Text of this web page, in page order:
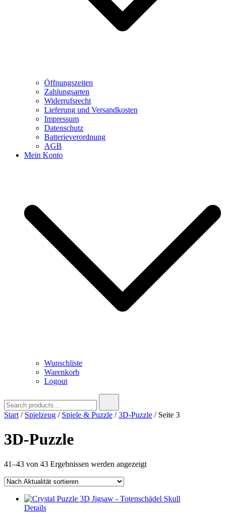
Öffnungszeiten
Zahlungsarten
Widerrufsrecht
Lieferung und Versandkosten
Impressum
Datenschutz
Batterieverordnung
AGB
Mein Konto
Wunschliste
Warenkorb
Logout
for:
Start / Spielzeug / Spiele & Puzzle /3D-Puzzle / Seite 3
3D-Puzzle
41–43 von 43 Ergebnissen werden angezeigtNach
Details